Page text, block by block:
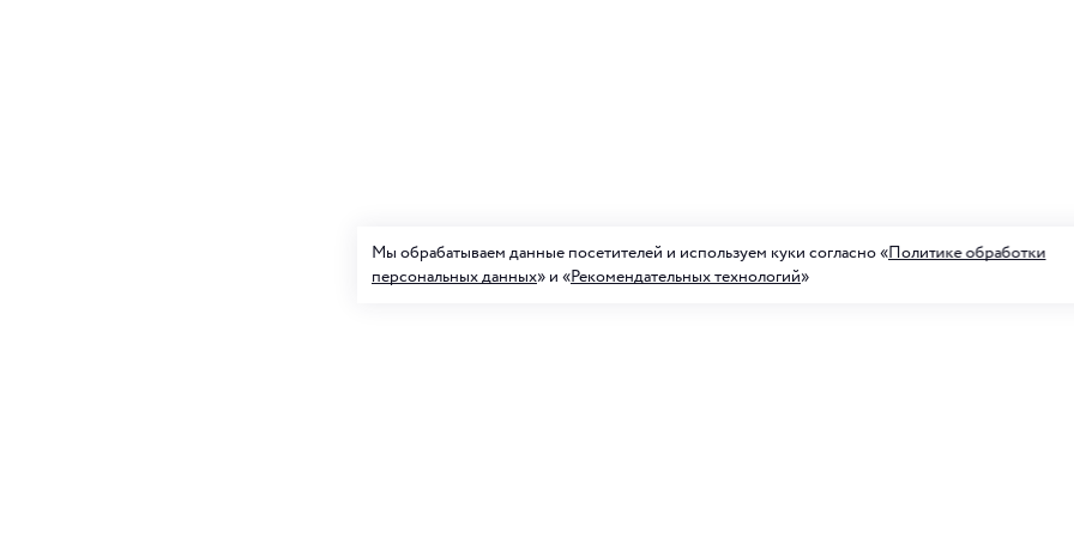
Мы обрабатываем данные посетителей и используем куки согласно «Политике обработки
персональных данных» и «Рекомендательных технологий»